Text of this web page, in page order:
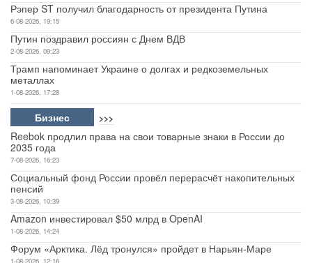
Рэпер ST получил благодарность от президента Путина
6-08-2026, 19:15
Путин поздравил россиян с Днем ВДВ
2-08-2026, 09:23
Трамп напоминает Украине о долгах и редкоземельных
металлах
1-08-2026, 17:28
Бизнес >>>
Reebok продлил права на свои товарные знаки в России до
2035 года
7-08-2026, 16:23
Социальный фонд России провёл перерасчёт накопительных
пенсий
3-08-2026, 10:39
Amazon инвестировал $50 млрд в OpenAI
1-08-2026, 14:24
Форум «Арктика. Лёд тронулся» пройдет в Нарьян-Маре
1-08-2026, 12:16